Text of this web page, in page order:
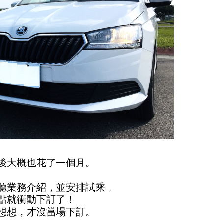
概也花了一個月。
業務介紹，並安排試乘，
就衝動下訂了！
，才沒當場下訂。